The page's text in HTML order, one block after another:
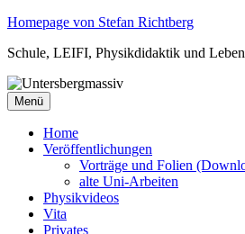
Zum
springen
Homepage von Stefan Richtberg
Schule, LEIFI, Physikdidaktik und
Menü
Home
Veröffentlichungen
Vorträge und Folien
alte Uni-Arbeiten
Physikvideos
Vita
Privates